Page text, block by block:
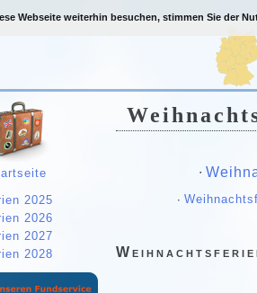
∙
∙
2025
2026
2027
2028
Webseite weiterhin besuchen, stimmen Sie der